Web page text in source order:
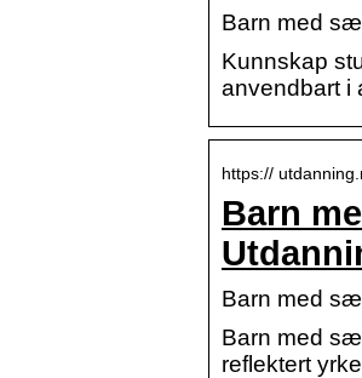
Barn med
Kunnskap
anvendbart i
https://
Barn
Barn med
Barn med
reflektert